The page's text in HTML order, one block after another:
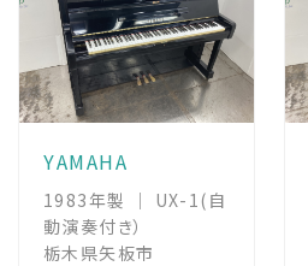
YAMAHA
1983年製 ｜ UX-1(自
動演奏付き）
栃木県矢板市